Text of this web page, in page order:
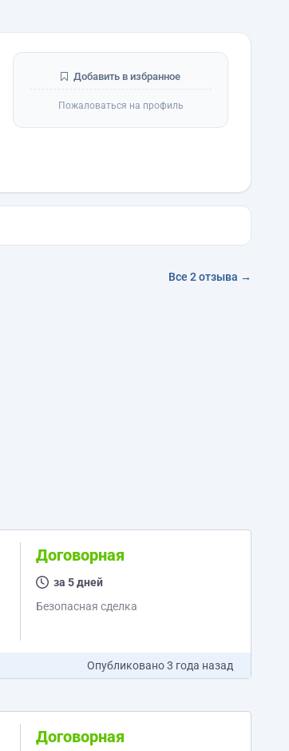
Добавить в избранное
Пожаловаться на профиль
Все 2 отзыва →
Договорная
за 5 дней
Безопасная сделка
Опубликовано3 года назад
Договорная